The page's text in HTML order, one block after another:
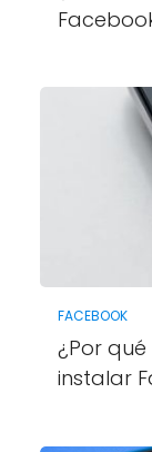
FACEBOOK
¿Por
instalar